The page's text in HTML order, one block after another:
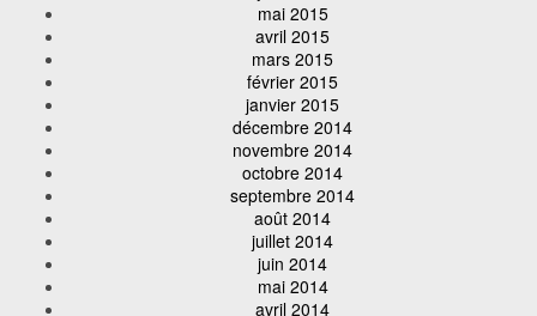
mai 2015
avril 2015
mars 2015
février 2015
janvier 2015
décembre 2014
novembre 2014
octobre 2014
septembre 2014
août 2014
juillet 2014
juin 2014
mai 2014
avril 2014